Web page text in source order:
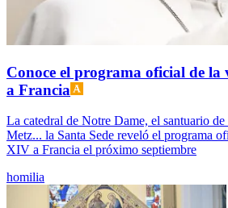
Conoce el programa oficial de
a Francia
La catedral de Notre Dame, el santuario
Metz... la Santa Sede reveló el programa
XIV a Francia el próximo septiembre
homilia